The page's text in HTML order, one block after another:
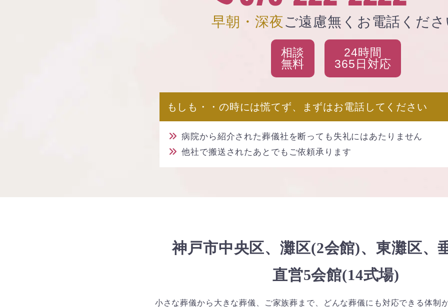
早朝・深夜ご遠慮無く お電話くださ
相談
無料
24時間
365日対応
もしも・・の時には慌てず、まずはお電話してください
病院から紹介された葬儀社を断っても失礼にはあたりません
他社で搬送されたあとでもご依頼承ります
神戸市中央区、灘区(2会館)、東灘区、
直営5会館(14式場)
小さな葬儀から大きな葬儀、ご家族葬まで、どんな葬儀にも対応できる体制